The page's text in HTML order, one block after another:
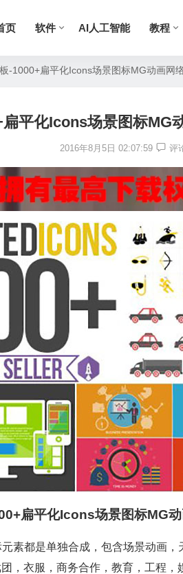
页 软件 AI人工智能 教程
-1000+扁平化Icons场景图标MG动画网
平化Icons场景图标MG
2016年8月5日 02:07:59 评
扁平化Icons场景图标MG
素都是单独合成，包含场景动画，
，衣服，商务合作，教育，工程